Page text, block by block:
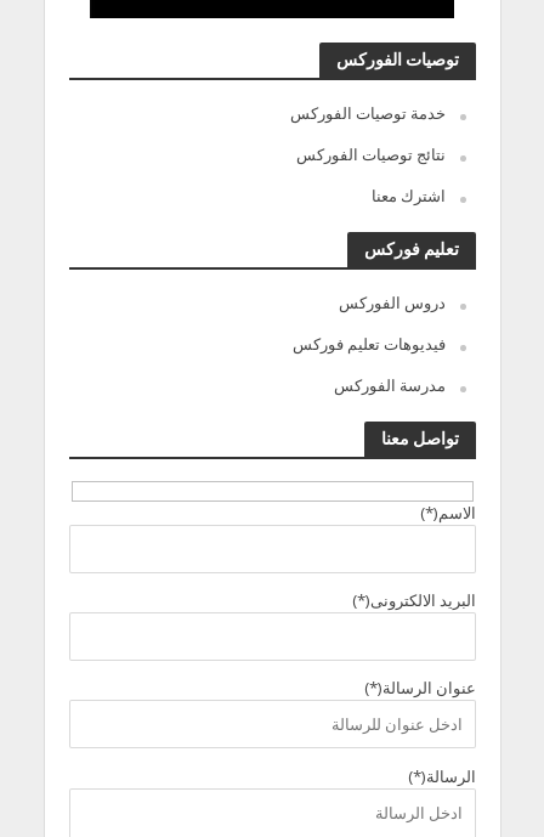
توصيات الفوركس
خدمة توصيات الفوركس
نتائج توصيات الفوركس
اشترك معنا
تعليم فوركس
دروس الفوركس
فيديوهات تعليم فوركس
مدرسة الفوركس
تواصل معنا
الاسم(*)
البريد الالكترونى(*)
عنوان الرسالة(*)
الرسالة(*)